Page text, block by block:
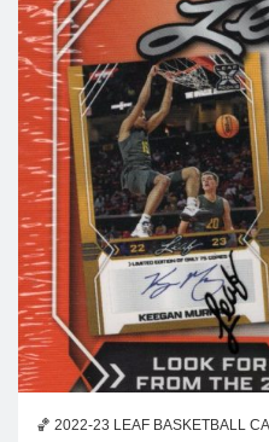
🏀 2022-23 LEAF BASKETBALL